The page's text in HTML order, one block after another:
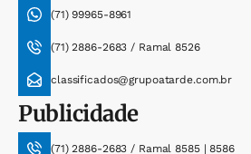
(71) 99965-8961
(71) 2886-2683 / Ramal 8526
classificados@grupoatarde.com.br
Publicidade
(71) 2886-2683 / Ramal 8585 | 8586